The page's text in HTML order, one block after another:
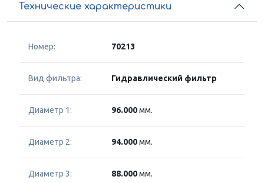
Технические характеристики
Номер: 70213
Вид фильтра: Гидравлический фильтр
Диаметр 1: 96.000мм.
Диаметр 2: 94.000мм.
Диаметр 3: 88.000мм.